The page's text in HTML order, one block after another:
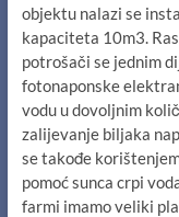
objektu nalazi se
kapaciteta 10m3.
potrošači se jednim
fotonaponske
vodu u dovoljnim
zalijevanje biljaka
se takođe
pomoć sunca crpi
farmi imamo veliki